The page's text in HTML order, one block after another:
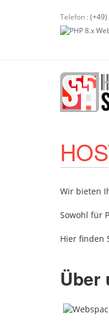
Telefon :
Wir bieten
Sowohl für
Hier finden
Über